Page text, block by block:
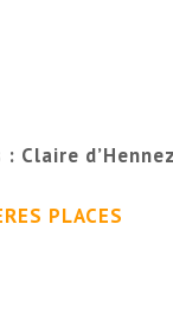
Claire
PLACES